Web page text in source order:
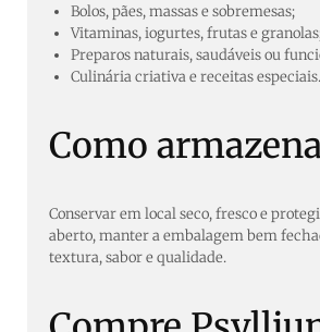
Bolos, pães, massas e sobremesas;
Vitaminas, iogurtes, frutas e
Preparos naturais, saudáveis ou
Culinária criativa e receitas especiais.
Como
Conservar em local seco, fresco e
aberto, manter a embalagem bem
textura, sabor e qualidade.